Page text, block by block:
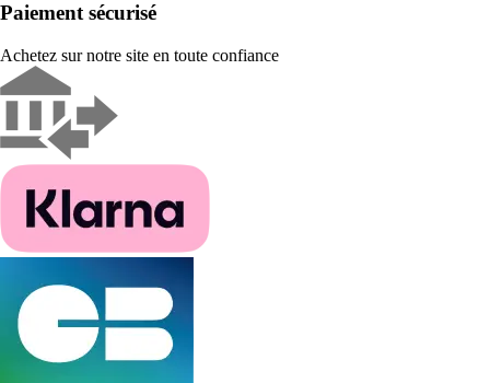
Paiement sécurisé
Achetez sur notre site en toute confiance